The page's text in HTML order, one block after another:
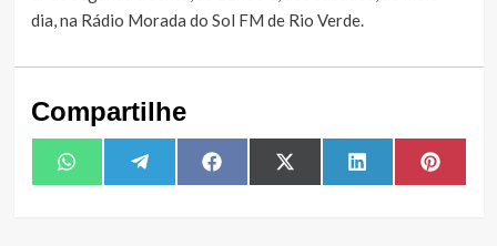
dia, na Rádio Morada do Sol FM de Rio Verde.
Compartilhe
Share
on
WhatsAppShare
on
TelegramShare
on
FacebookShare
on
X
(Twitter)
Share
on
LinkedIn Share
on